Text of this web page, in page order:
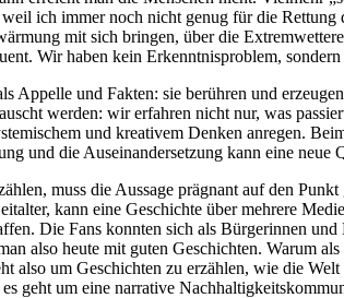
ich immer noch nicht genug für die
mit sich bringen, über die
Wir haben kein Erkenntnisproblem,
Appelle und Fakten: sie berühren und
werden: wir erfahren nicht nur, was
und kreativem Denken anregen.
und die Auseinandersetzung kann eine
muss die Aussage prägnant auf den
kann eine Geschichte über mehrere
Die Fans konnten sich als Bürgerinnen
also heute mit guten Geschichten. Warum
also um Geschichten zu erzählen, wie die
geht um eine narrative